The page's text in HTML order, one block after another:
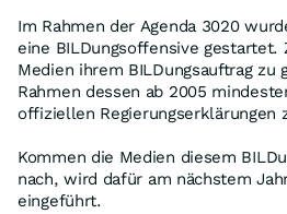
Im Rahmen der Agenda 3020
eine BILDungsoffensive gestartet.
Medien ihrem BILDungsauftrag zu
Rahmen dessen ab 2005
offiziellen Regierungserklärungen
Kommen die Medien diesem
nach, wird dafür am nächstem
eingeführt.